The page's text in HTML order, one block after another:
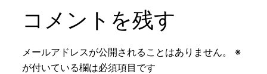
コメントを残す
メールアドレスが公開されることはありません。
※
が付いている欄は必須項目です